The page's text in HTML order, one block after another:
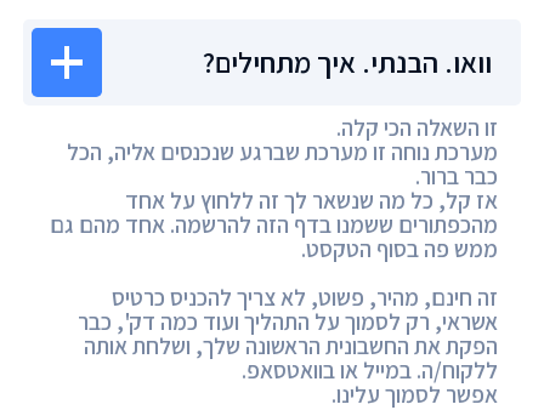
וואו. הבנתי. איך מתחילים?
זו השאלה הכי קלה.
מערכת נוחה זו מערכת שברגע שנכנסים אליה, הכל
כבר ברור.
אז קל, כל מה שנשאר לך זה ללחוץ על אחד
מהכפתורים ששמנו בדף הזה להרשמה. אחד מהם גם
ממש פה בסוף הטקסט.
זה חינם, מהיר, פשוט, לא צריך להכניס כרטיס
אשראי, רק לסמוך על התהליך ועוד כמה דק', כבר
הפקת את החשבונית הראשונה שלך, ושלחת אותה
ללקוח/ה. במייל או בוואטסאפ.
אפשר לסמוך עלינו.